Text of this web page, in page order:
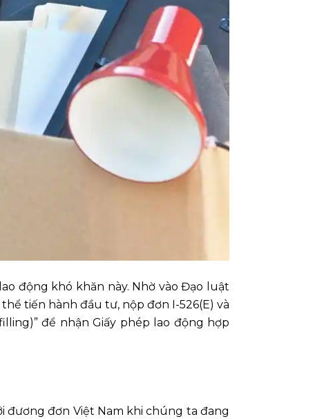
động khó khăn này. Nhờ vào Đạo luật
tiến hành đầu tư, nộp đơn I-526(E) và
để nhận Giấy phép lao động hợp
đương đơn Việt Nam khi chúng ta đang